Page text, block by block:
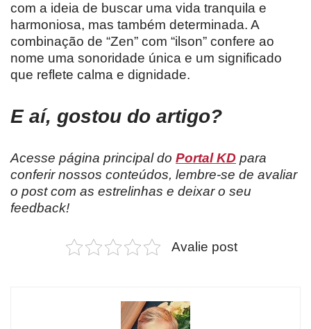
com a ideia de buscar uma vida tranquila e
harmoniosa, mas também determinada. A
combinação de “Zen” com “ilson” confere ao
nome uma sonoridade única e um significado
que reflete calma e dignidade.
E aí, gostou do artigo?
Acesse página principal do Portal KD para
conferir nossos conteúdos, lembre-se de avaliar
o post com as estrelinhas e deixar o seu
feedback!
Avalie post